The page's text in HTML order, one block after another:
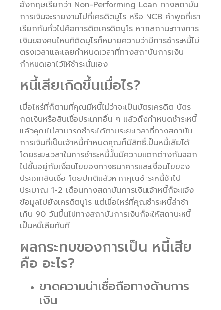
อังกฤษเรียกว่า Non-Performing Loan ทางสถาบัน
การเงินจะรายงานไปที่เครดิตบูโร หรือ NCB คำพูดที่เรา
เรียกกันทั่วไปคือการติดเครดิตบูโร หากสถานะทางการ
เงินของคนไหนที่ติดบูโรก็หมายความว่ามีการชำระหนี้ไม่
ตรงเวลาและเลยกำหนดเวลาที่ทางสถาบันการเงิน
กำหนดเอาไว้ให้ชำระนั่นเอง
หนี้เสียเกิดขึ้นเมื่อไร?
เมื่อไหร่ที่ก็ตามที่คุณมีหนี้ไม่ว่าจะเป็นบัตรเครดิต บัตร
กดเงินหรือสินเชื่อประเภทอื่น ๆ แล้วถึงกำหนดชำระหนี้
แล้วคุณไม่สามารถชำระได้ตามระยะเวลาที่ทางสถาบัน
การเงินที่เป็นเจ้าหนี้กำหนดคุณก็มีสิทธิ์เป็นหนี้เสียได้
โดยระยะเวลาในการชำระหนี้นั้นมีความแตกต่างกันออก
ไปขึ้นอยู่กับเงื่อนไขของทางธนาคารและเงื่อนไขของ
ประเภทสินเชื่อ โดยปกติแล้วหากคุณชำระหนี้ช้าไป
ประมาณ 1-2 เดือนทางสถาบันการเงินเจ้าหนี้ก็จะแจ้ง
ข้อมูลไปยังเครดิตบูโร แต่เมื่อไหร่ที่คุณชำระหนี้ล่าช้า
เกิน 90 วันขึ้นไปทางสถาบันการเงินก็จะให้สถานะหนี้
เป็นหนี้เสียทันที
ผลกระทบของการเป็น หนี้เสีย
คือ อะไร?
ขาดความน่าเชื่อถือทางด้านการ
เงิน